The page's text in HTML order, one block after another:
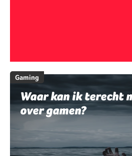
Gaming
Waar kan ik terecht
over gamen?